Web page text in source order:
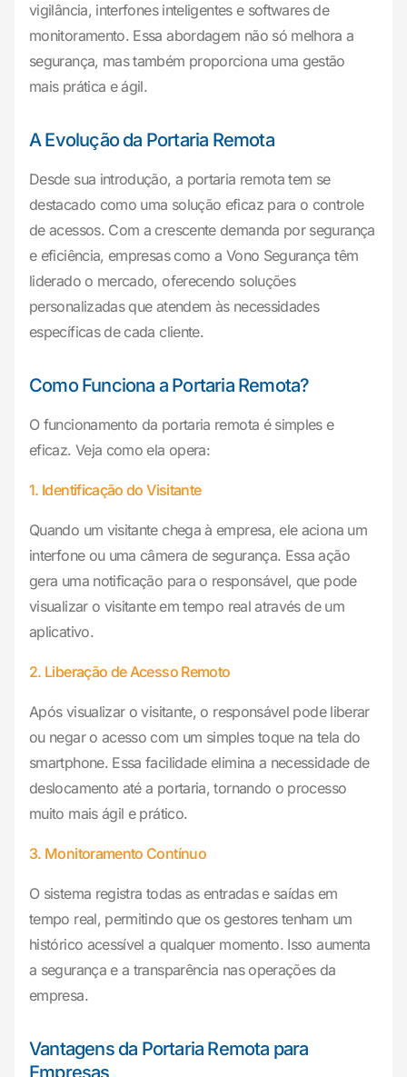
vigilância, interfones inteligentes e softwares de
monitoramento. Essa abordagem não só melhora a
segurança, mas também proporciona uma gestão
mais prática e ágil.
A Evolução da Portaria Remota
Desde sua introdução, a portaria remota tem se
destacado como uma solução eficaz para o controle
de acessos. Com a crescente demanda por segurança
e eficiência, empresas como a Vono Segurança têm
liderado o mercado, oferecendo soluções
personalizadas que atendem às necessidades
específicas de cada cliente.
Como Funciona a Portaria Remota?
O funcionamento da portaria remota é simples e
eficaz. Veja como ela opera:
1. Identificação do Visitante
Quando um visitante chega à empresa, ele aciona um
interfone ou uma câmera de segurança. Essa ação
gera uma notificação para o responsável, que pode
visualizar o visitante em tempo real através de um
aplicativo.
2. Liberação de Acesso Remoto
Após visualizar o visitante, o responsável pode liberar
ou negar o acesso com um simples toque na tela do
smartphone. Essa facilidade elimina a necessidade de
deslocamento até a portaria, tornando o processo
muito mais ágil e prático.
3. Monitoramento Contínuo
O sistema registra todas as entradas e saídas em
tempo real, permitindo que os gestores tenham um
histórico acessível a qualquer momento. Isso aumenta
a segurança e a transparência nas operações da
empresa.
Vantagens da Portaria Remota para
Empresas